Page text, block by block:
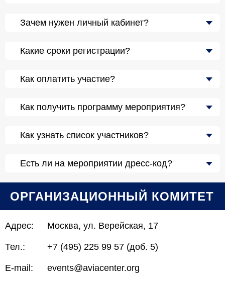
Зачем нужен личный кабинет?
Какие сроки регистрации?
Как оплатить участие?
Как получить программу мероприятия?
Как узнать список участников?
Есть ли на мероприятии дресс-код?
ОРГАНИЗАЦИОННЫЙ КОМИТЕТ
Адрес: Москва, ул. Верейская, 17
Тел.: +7 (495) 225 99 57 (доб. 5)
E-mail: events@aviacenter.org